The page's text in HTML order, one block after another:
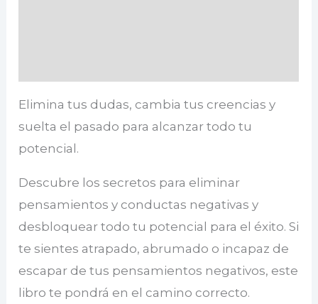
Elimina tus dudas, cambia tus creencias y
suelta el pasado para alcanzar todo tu
potencial.
Descubre los secretos para eliminar
pensamientos y conductas negativas y
desbloquear todo tu potencial para el éxito. Si
te sientes atrapado, abrumado o incapaz de
escapar de tus pensamientos negativos, este
libro te pondrá en el camino correcto.